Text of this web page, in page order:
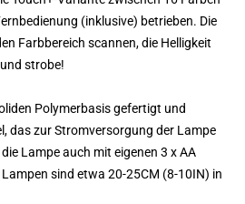
(inklusive) betrieben. Die
Farbbereich scannen, die Helligkeit
strobe!
Polymerbasis gefertigt und
das zur Stromversorgung der Lampe
Lampe auch mit eigenen 3 x AA
sind etwa 20-25CM (8-10IN) in